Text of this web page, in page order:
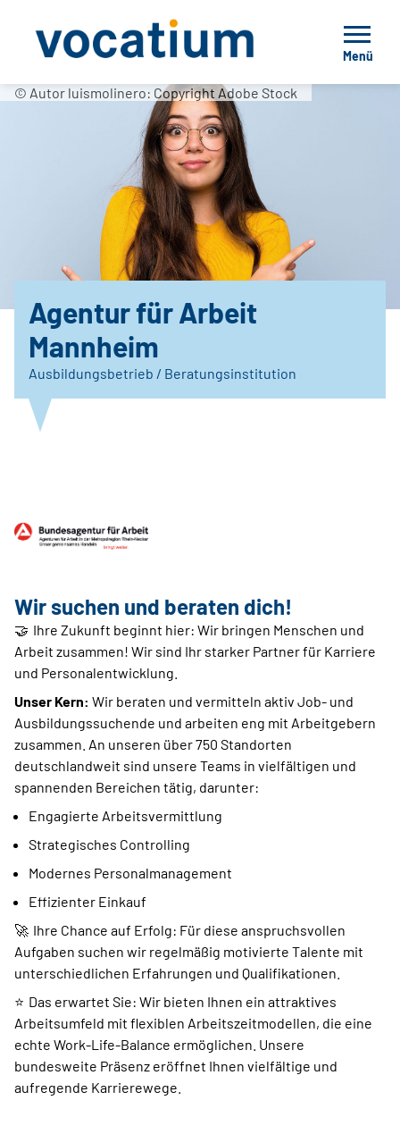
Menü
© Autor luismolinero: Copyright Adobe Stock
Agentur für Arbeit
Mannheim
Ausbildungsbetrieb / Beratungsinstitution
Wir suchen und beraten dich!
🤝 Ihre Zukunft beginnt hier: Wir bringen Menschen und
Arbeit zusammen! Wir sind Ihr starker Partner für Karriere
und Personalentwicklung.
​Unser Kern: Wir beraten und vermitteln aktiv Job- und
Ausbildungssuchende und arbeiten eng mit Arbeitgebern
zusammen. An unseren über 750 Standorten
deutschlandweit sind unsere Teams in vielfältigen und
spannenden Bereichen tätig, darunter:
Engagierte Arbeitsvermittlung
​Strategisches Controlling
Modernes Personalmanagement
Effizienter Einkauf
🚀 Ihre Chance auf Erfolg: Für diese anspruchsvollen
Aufgaben suchen wir regelmäßig motivierte Talente mit
unterschiedlichen Erfahrungen und Qualifikationen.
⭐ Das erwartet Sie: Wir bieten Ihnen ein attraktives
Arbeitsumfeld mit flexiblen Arbeitszeitmodellen, die eine
echte Work-Life-Balance ermöglichen. Unsere
bundesweite Präsenz eröffnet Ihnen vielfältige und
aufregende Karrierewege.